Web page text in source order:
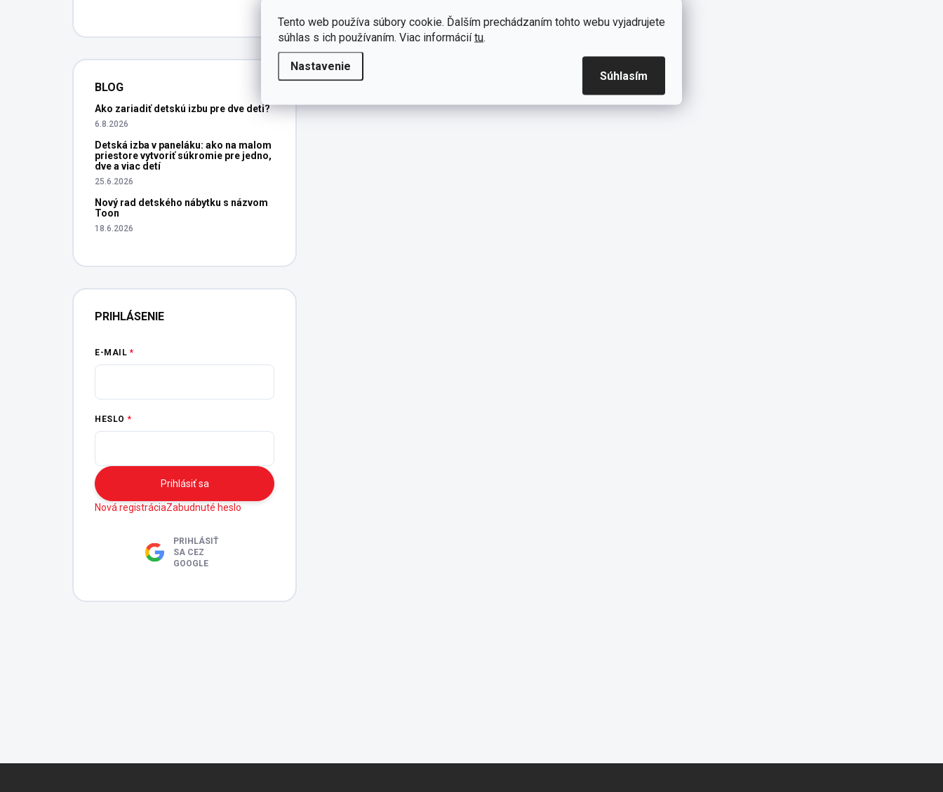
Tento web používa súbory cookie. Ďalším prechádzaním tohto webu vyjadrujete
súhlas s ich používaním. Viac informáciítu.
Nastavenie
Súhlasím
BLOG
Ako zariadiť detskú izbu pre dve deti?
6.8.2026
Detská izba v paneláku: ako na malom
priestore vytvoriť súkromie pre jedno,
dve a viac detí
25.6.2026
Nový rad detského nábytku s názvom
Toon
18.6.2026
PRIHLÁSENIE
E-MAIL
HESLO
Prihlásiť sa
Nová registráciaZabudnuté heslo
PRIHLÁSIŤ
SA CEZ
GOOGLE